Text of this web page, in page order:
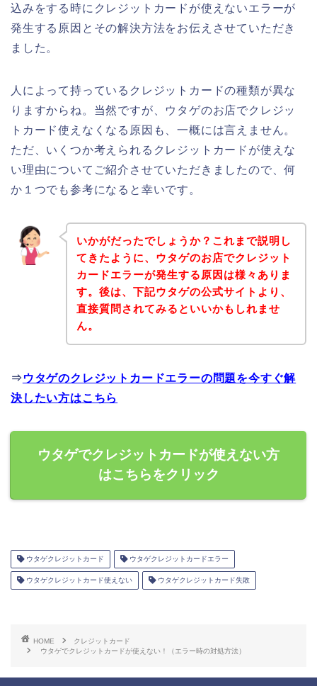
込みをする時にクレジットカードが使えないエラーが
発生する原因とその解決方法をお伝えさせていただき
ました。
人によって持っているクレジットカードの種類が異な
りますからね。当然ですが、ウタゲのお店でクレジッ
トカード使えなくなる原因も、一概には言えません。
ただ、いくつか考えられるクレジットカードが使えな
い理由についてご紹介させていただきましたので、何
か１つでも参考になると幸いです。
いかがだったでしょうか？これまで説明し
てきたように、ウタゲのお店でクレジット
カードエラーが発生する原因は様々ありま
す。後は、下記ウタゲの公式サイトより、
直接質問されてみるといいかもしれませ
ん。
⇒ ウタゲのクレジットカードエラーの問題を今すぐ解
決したい方はこちら
ウタゲでクレジットカードが使えない方
はこちらをクリック
ウタゲクレジットカード ウタゲクレジットカードエラー
ウタゲクレジットカード使えない ウタゲクレジットカード失敗
HOME
クレジットカード
ウタゲでクレジットカードが使えない！（エラー時の対処方法）